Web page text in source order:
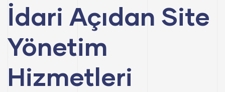
İdari Açıdan Site
Yönetim
Hizmetleri